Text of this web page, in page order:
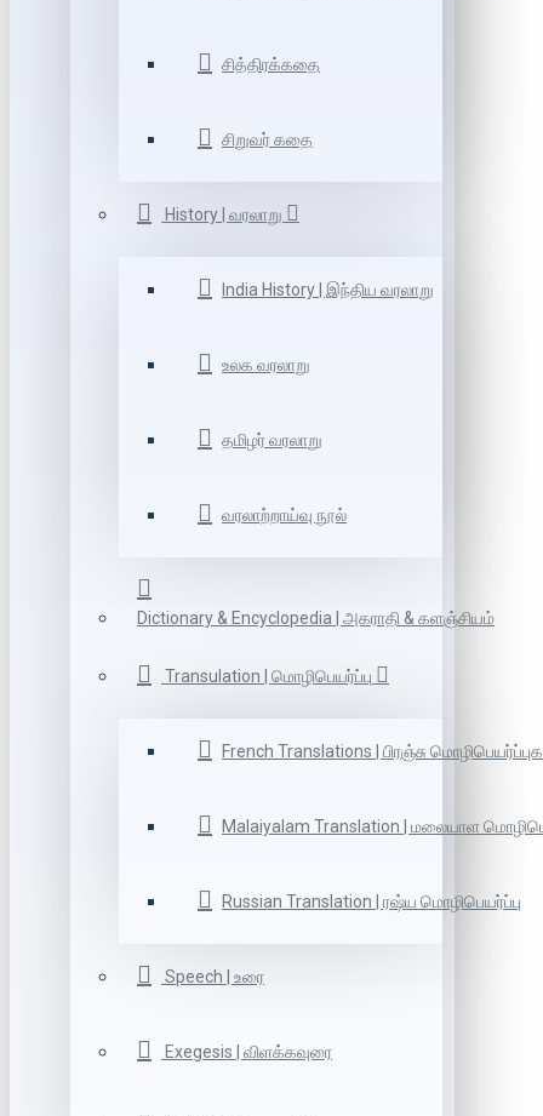
சித்திரக்கதை
சிறுவர் கதை
History | வரலாறு
India History | இந்திய வரலாறு
உலக வரலாறு
தமிழர் வரலாறு
வரலாற்றாய்வு நூல்
Dictionary & Encyclopedia | அகராதி & களஞ்சியம்
Transulation | மொழிபெயர்ப்பு
French Translations | பிரஞ்சு
Malaiyalam Translation | மலையாள
Russian Translation | ரஷ்ய மொழிபெயர்ப்பு
Speech | உரை
Exegesis | விளக்கவுரை